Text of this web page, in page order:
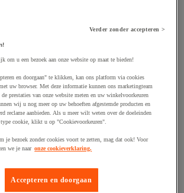
verzachter
en vernietiger
Verder zonder accepteren >
om u een bezoek aan onze website op maat te bieden!
en doorgaan" te klikken, kan ons platform via cookies
uw browser. Met deze informatie kunnen ons marketingteam
de prestaties van onze website meten en uw winkelvoorkeuren
wij u nog meer op uw behoeften afgestemde producten en
reclame aanbieden. Als u meer wilt weten over de doeleinden
cookie, klikt u op "Cookievoorkeuren".
je bezoek zonder cookies voort te zetten, mag dat ook! Voor
we je naar onze cookieverklaring.
Accepteren en doorgaan